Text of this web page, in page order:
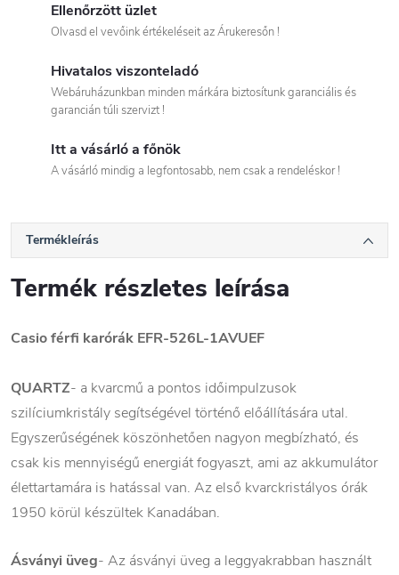
Ellenőrzött üzlet
Olvasd el vevőink értékeléseit az Árukeresőn !
Hivatalos viszonteladó
Webáruházunkban minden márkára biztosítunk garanciális és
garancián túli szervizt !
Itt a vásárló a főnök
A vásárló mindig a legfontosabb, nem csak a rendeléskor !
Termékleírás
Termék részletes leírása
Casio férfi karórák EFR-526L-1AVUEF
QUARTZ- a kvarcmű a pontos időimpulzusok
szilíciumkristály segítségével történő előállítására utal.
Egyszerűségének köszönhetően nagyon megbízható, és
csak kis mennyiségű energiát fogyaszt, ami az akkumulátor
élettartamára is hatással van. Az első kvarckristályos órák
1950 körül készültek Kanadában.
Ásványi üveg- Az ásványi üveg a leggyakrabban használt